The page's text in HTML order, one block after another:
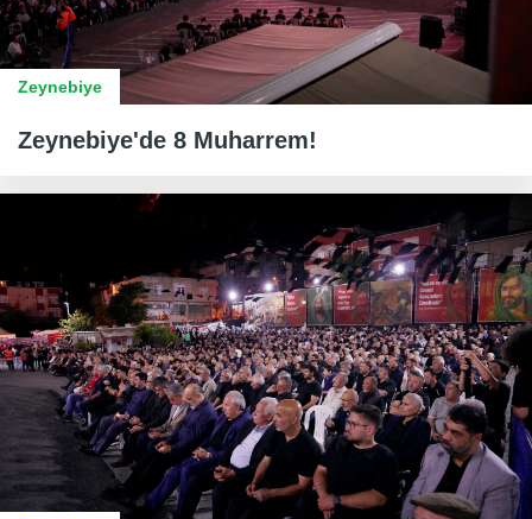
Zeynebiye
Zeynebiye'de 8 Muharrem!